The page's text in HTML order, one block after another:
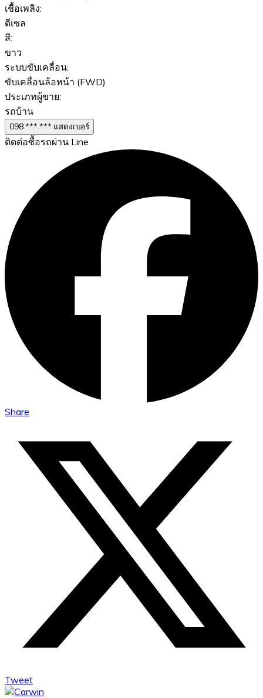
เชื้อเพลิง:
ดีเซล
สี:
ขาว
ระบบขับเคลื่อน:
ขับเคลื่อนล้อหน้า (FWD)
ประเภทผู้ขาย:
รถบ้าน
098 *** *** แสดงเบอร์
ติดต่อซื้อรถผ่าน Line
Share
Tweet